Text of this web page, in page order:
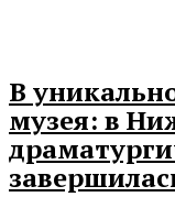
В
музея: в